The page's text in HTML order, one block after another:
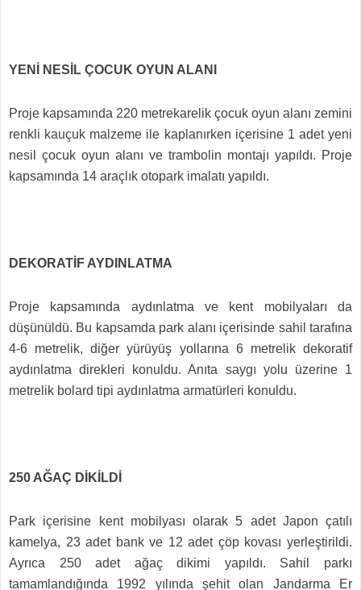
YENİ NESİL ÇOCUK OYUN ALANI
Proje kapsamında 220 metrekarelik çocuk oyun alanı zemini
renkli kauçuk malzeme ile kaplanırken içerisine 1 adet yeni
nesil çocuk oyun alanı ve trambolin montajı yapıldı. Proje
kapsamında 14 araçlık otopark imalatı yapıldı.
DEKORATİF AYDINLATMA
Proje kapsamında aydınlatma ve kent mobilyaları da
düşünüldü. Bu kapsamda park alanı içerisinde sahil tarafına
4-6 metrelik, diğer yürüyüş yollarına 6 metrelik dekoratif
aydınlatma direkleri konuldu. Anıta saygı yolu üzerine 1
metrelik bolard tipi aydınlatma armatürleri konuldu.
250 AĞAÇ DİKİLDİ
Park içerisine kent mobilyası olarak 5 adet Japon çatılı
kamelya, 23 adet bank ve 12 adet çöp kovası yerleştirildi.
Ayrıca 250 adet ağaç dikimi yapıldı. Sahil parkı
tamamlandığında 1992 yılında şehit olan Jandarma Er